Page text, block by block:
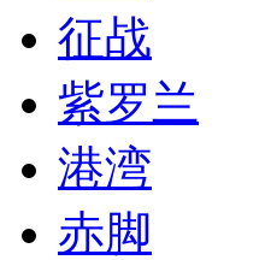
征战
紫罗兰
港湾
赤脚